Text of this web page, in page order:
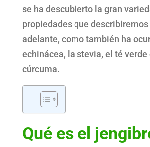
se ha descubierto la gran
propiedades que describiremos
adelante, como también ha
echinácea, la stevia, el té verde
cúrcuma.
Qué es el